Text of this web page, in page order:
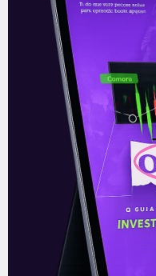
complexidade
FPSO e o tempo
o sistema após
de inatividade.
A notícia é
aliviar parte da
exercida sobre os
últimas semanas.